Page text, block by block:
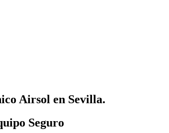
Airsol en Sevilla.
Seguro